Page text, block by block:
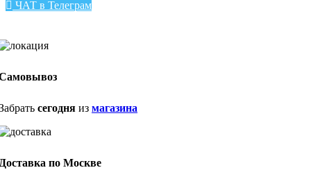
ЧАТ в Телеграм
сегодня из магазина
по Москве